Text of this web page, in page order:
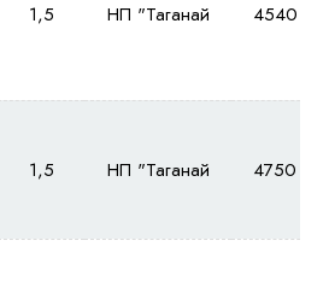
1,5 НП "Таганай 4540
1,5 НП "Таганай 4750